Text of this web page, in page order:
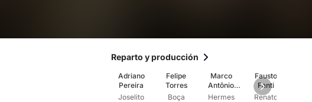
Reparto y producción
Adriano
Pereira
Joselito
Felipe
Torres
Boça
Marco
Antônio
Alves
Hermes
Fausto
Fanti
Renato